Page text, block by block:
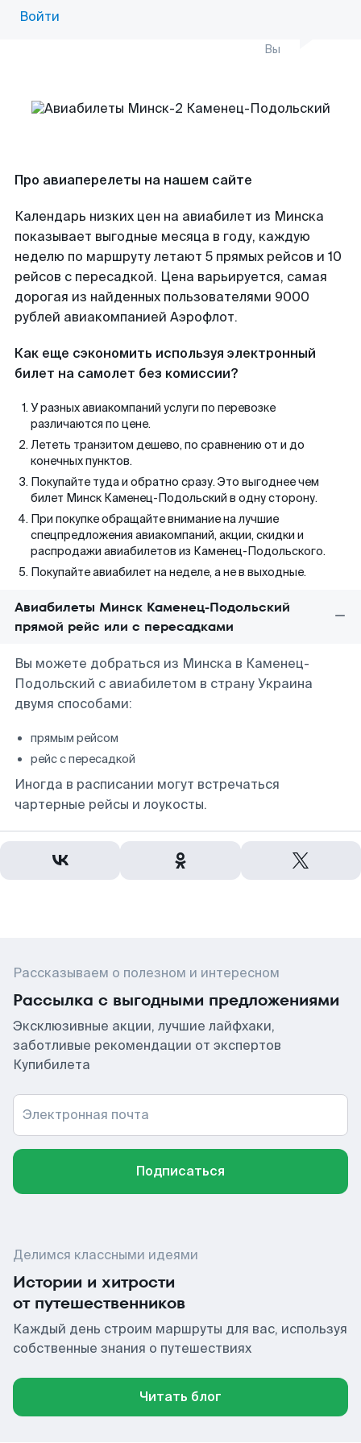
Войти
Вы
Про авиаперелеты на нашем сайте
Календарь низких цен на авиабилет из Минска
показывает выгодные месяца в году, каждую
неделю по маршруту летают 5 прямых рейсов и 10
рейсов с пересадкой. Цена варьируется, самая
дорогая из найденных пользователями 9000
рублей авиакомпанией Аэрофлот.
Как еще сэкономить используя электронный
билет на самолет без комиссии?
У разных авиакомпаний услуги по перевозке
различаются по цене.
Лететь транзитом дешево, по сравнению от и до
конечных пунктов.
Покупайте туда и обратно сразу. Это выгоднее чем
билет Минск Каменец-Подольский в одну сторону.
При покупке обращайте внимание на лучшие
спецпредложения авиакомпаний, акции, скидки и
распродажи авиабилетов из Каменец-Подольского.
Покупайте авиабилет на неделе, а не в выходные.
Авиабилеты Минск Каменец-Подольский
прямой рейс или с пересадками
Вы можете добраться из Минска в Каменец-
Подольский с авиабилетом в страну Украина
двумя способами:
прямым рейсом
рейс с пересадкой
Иногда в расписании могут встречаться
чартерные рейсы и лоукосты.
Рассказываем о полезном и интересном
Рассылка с выгодными предложениями
Эксклюзивные акции, лучшие лайфхаки,
заботливые рекомендации от экспертов
Купибилета
Электронная почта
Подписаться
Делимся классными идеями
Истории и хитрости
от путешественников
Каждый день строим маршруты для вас, используя
собственные знания о путешествиях
Читать блог